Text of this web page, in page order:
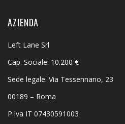
AZIENDA
Left Lane Srl
Cap. Sociale: 10.200 €
Sede legale: Via Tessennano, 23
00189 – Roma
P.Iva IT 07430591003